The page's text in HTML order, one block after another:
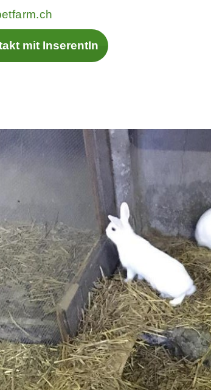
mit InserentIn